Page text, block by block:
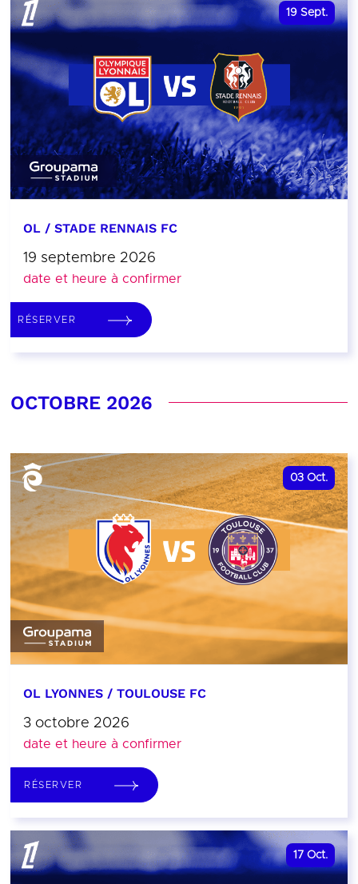
19 Sept.
OL / STADE RENNAIS FC
19 septembre 2026
date et heure à confirmer
RÉSERVER
OCTOBRE 2026
03 Oct.
OL LYONNES / TOULOUSE FC
3 octobre 2026
date et heure à confirmer
RÉSERVER
17 Oct.